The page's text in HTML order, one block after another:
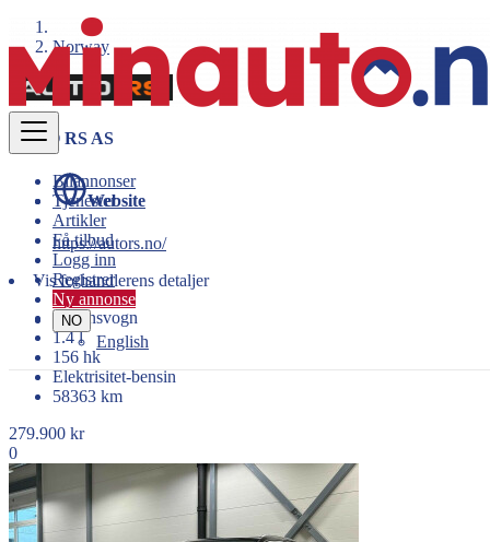
Bilannonser
Tjenester
Artikler
Få tilbud
Logg inn
Registrer
Ny annonse
NO
English
Norway
AUTO RS AS
Website
https://autors.no/
Vis forhandlerens detaljer
Stajonsvogn
1.4 l
156 hk
Elektrisitet-bensin
58363 km
279.900 kr
0